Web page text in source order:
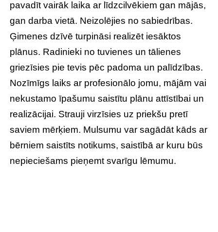
pavadīt vairāk laika ar līdzcilvēkiem gan mājās,
gan darba vietā. Neizolējies no sabiedrības.
Ģimenes dzīvē turpināsi realizēt iesāktos
plānus. Radinieki no tuvienes un tālienes
griezīsies pie tevis pēc padoma un palīdzības.
Nozīmīgs laiks ar profesionālo jomu, mājām vai
nekustamo īpašumu saistītu plānu attīstībai un
realizācijai. Strauji virzīsies uz priekšu pretī
saviem mērķiem. Mulsumu var sagādāt kāds ar
bērniem saistīts notikums, saistībā ar kuru būs
nepieciešams pieņemt svarīgu lēmumu.